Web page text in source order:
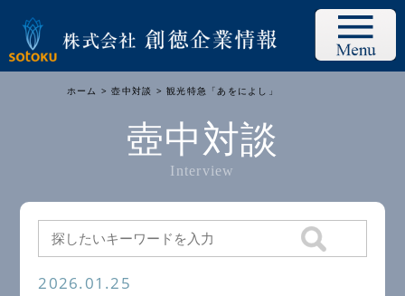
ホーム >壺中対談 > 観光特急「あをによし」
壺中対談
Interview
2026.01.25